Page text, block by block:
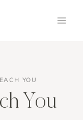
YOU
You